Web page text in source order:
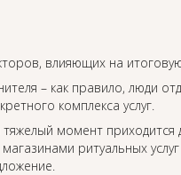
влияющих на
– как правило, люди
комплекса услуг.
момент приходится
ритуальных